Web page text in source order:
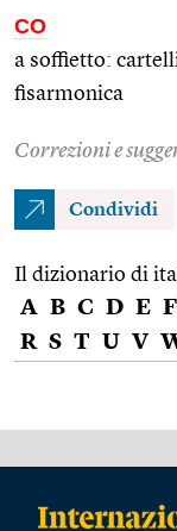
CO
a soffietto:
fisarmonica
Correzioni e
Condividi
Il dizionario di
A B C D E F
R S T U V